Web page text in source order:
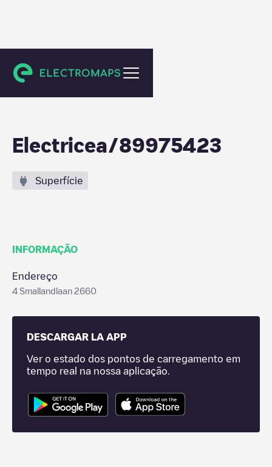
Antwerpen
Electricea/89975423
Superfície
INFORMAÇÃO
Endereço
4 Smallandlaan 2660
DESCARGAR LA APP
Ver o estado dos pontos de carregamento em
tempo real na nossa aplicação.